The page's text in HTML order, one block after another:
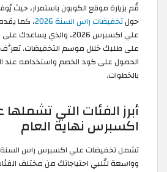
قُم بزيارة موقع الكوبون باستمرار، حيث
حولتخفيضات راس السنة 2026
، كما
علي اكسبرس 2026، والذي
على طلبك خلال موسم التخفيضات. تعرَّف
الحصول على كود الخصم واستخدامه عند
بالخطوات.
أبرز الفئات التي
اكسبرس نهاية العام
وواسعة لتُلبي احتياجاتك من مختلف